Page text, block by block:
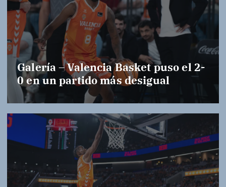
Galería – Valencia Basket puso el 2-
0 en un partido más desigual